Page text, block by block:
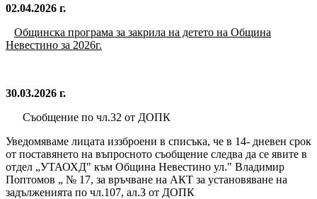
02.04.2026 г.
Общинска програма за закрила на детето на Община
Невестино за 2026г.
30.03.2026 г.
Съобщение по чл.32 от ДОПК
Уведомяваме лицата иззброени в списъка, че в 14- дневен срок
от поставянето на въпросното съобщение следва да се явите в
отдел „УТАОХД" към Община Невестино ул." Владимир
Поптомов „ № 17, за връчване на АКТ за установяване на
задълженията по чл.107, ал.З от ДОПК